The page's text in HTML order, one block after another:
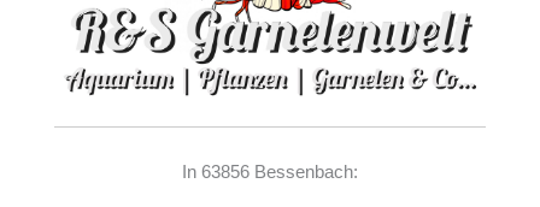
In 63856 Bessenbach: